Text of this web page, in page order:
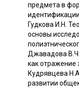
предмета в
Гудкова И.Н.
основы
Джавадова
как отражение
Кудрявцева
развитии